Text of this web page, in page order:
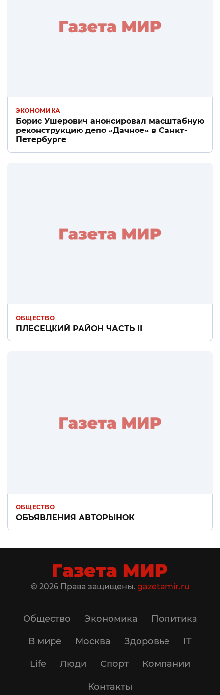
ЭКОНОМИКА
Борис Ушерович анонсировал масштабную
реконструкцию депо «Дачное» в Санкт-
Петербурге
ОБЩЕСТВО
ПЛЕСЕЦКИЙ РАЙОН ЧАСТЬ II
ОБЩЕСТВО
ОБЪЯВЛЕНИЯ АВТОРЫНОК
© 2026 Права защищены. gazetamir.ru
Общество Экономика Политика
В мире Москва Здоровье IT
Life Люди Спорт Компании
Контакты